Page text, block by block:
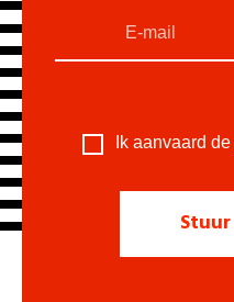
Ik aanvaard de